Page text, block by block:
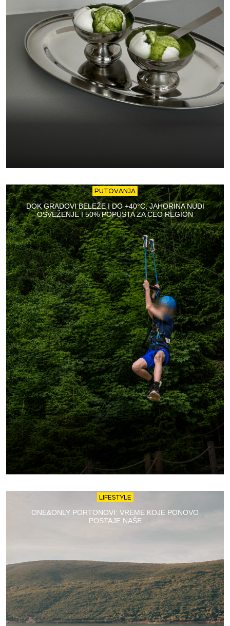
PUTOVANJA
DOK GRADOVI BELEŽE I DO +40°C, JAHORINA NUDI
OSVEŽENJE I 50% POPUSTA ZA CEO REGION
LIFESTYLE
ONE&ONLY PORTONOVI: VREME KOJE PONOVO
POSTAJE NAŠE